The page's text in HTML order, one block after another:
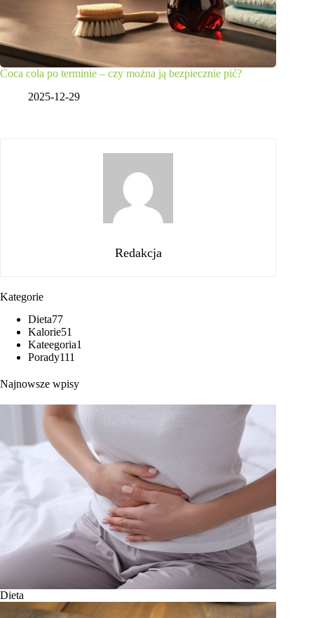
Coca cola po terminie – czy można ją bezpiecznie pić?
2025-12-29
Redakcja
Kategorie
Dieta77
Kalorie51
Kateegoria1
Porady111
Najnowsze wpisy
Dieta